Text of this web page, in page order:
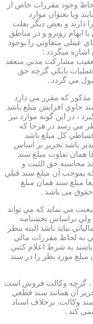
وجود مقررات خاص از
ويا بعنوان موارد
دارند و بعض ديگر بعلت
ابهام روبرو و در مناطق
عملي متفاوتي را بوجود
ميگردد :
مشاركت مدني منعقد
تبصره ماده ۱۵ قاون عمليات بانكي گرچه حق
مي گردد .
مذكور كه مقرر مي دارد
حاوي افزايش مبلغ باشد
، در اين گونه موارد نيز
مي رسد در هرجا كه
كل مبلغ باشد
باشد تحرير بر اساس
همان تفاوت مبلغ سند
محاسبه حق الثبت و
كه بموجب آن مبلغ سند قبلي
مبلغ سند همان مبلغ
حقوق می باشد .
مي نمايد كه مي تواند
ولي براساس بخشنامه
نبايد باشد البته بنظر
به لحاظ مقررات مالي
به شرط اعلام كتبي
مورد نظر را در سند
، گرچه وكالت فروش است
آن همانند سند قطعي
وكالت، برخلاف اسناد
کند .